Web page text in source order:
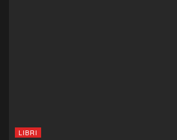
LIBRI